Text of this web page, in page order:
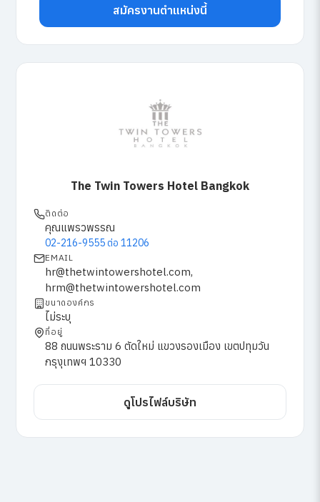
สมัครงานตำแหน่งนี้
The Twin Towers Hotel Bangkok
ติดต่อ
คุณแพรวพรรณ
02-216-9555 ต่อ 11206
EMAIL
hr@thetwintowershotel.com,
hrm@thetwintowershotel.com
ขนาดองค์กร
ไม่ระบุ
ที่อยู่
88 ถนนพระราม 6 ตัดใหม่ แขวงรองเมือง เขตปทุมวัน
กรุงุเทพฯ 10330
ดูโปรไฟล์บริษัท